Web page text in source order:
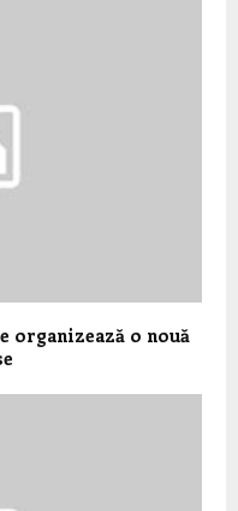
o nouă